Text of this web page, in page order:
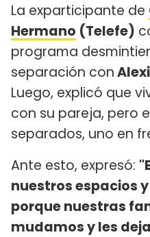
La exparticipante de
Hermano (Telefe)
programa
separación con
Luego, explicó que
con su pareja, pero
separados, uno en
Ante esto, expresó:
nuestros espacios
porque nuestras
mudamos y les